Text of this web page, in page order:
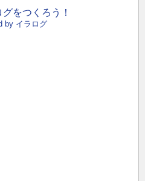
をつくろう！
by イラログ